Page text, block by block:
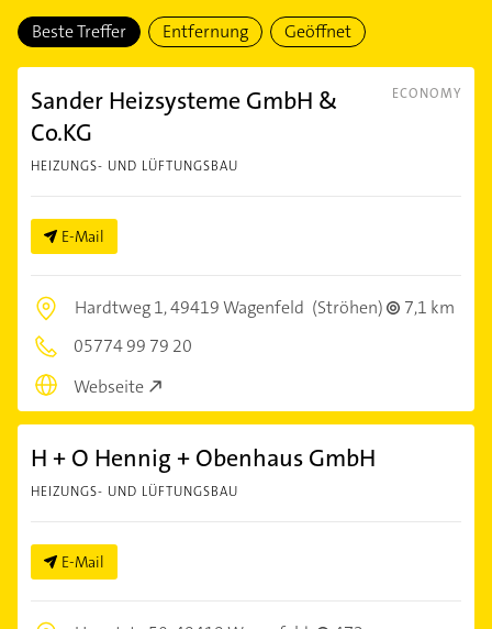
Beste Treffer Entfernung Geöffnet
ECONOMY
Sander Heizsysteme GmbH &
Co.KG
HEIZUNGS- UND LÜFTUNGSBAU
E-Mail
Hardtweg 1,49419 Wagenfeld (Ströhen)
7,1 km
05774 99 79 20
Webseite
H + O Hennig + Obenhaus GmbH
HEIZUNGS- UND LÜFTUNGSBAU
E-Mail